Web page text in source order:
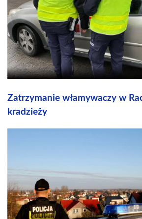
Zatrzymanie włamywaczy w
kradzieży